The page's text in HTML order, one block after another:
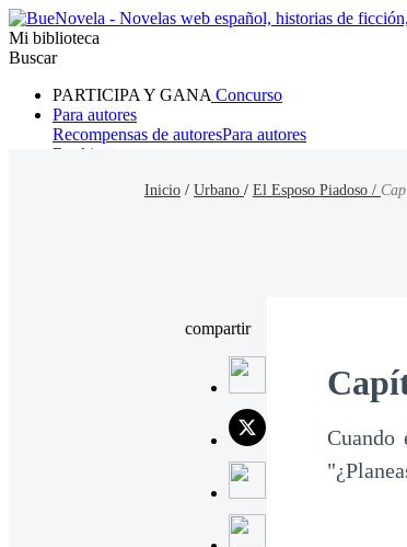
Mi biblioteca
Buscar
PARTICIPA Y GANA Concurso
Para autores
Recompensas de autoresPara autores
Ranking
Inicio / Urbano / El Esposo Piadoso /
compartir
Cuando